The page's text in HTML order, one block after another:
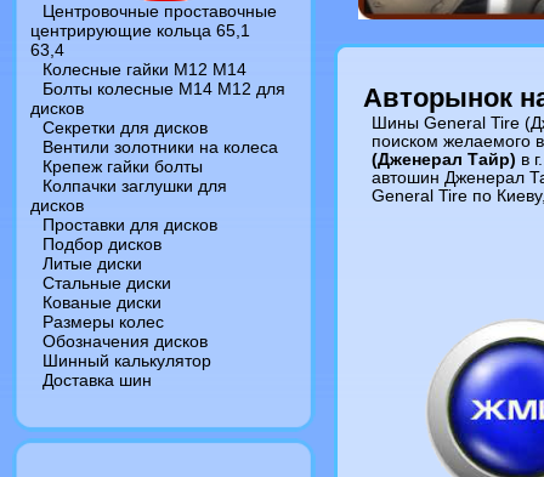
Центровочные проставочные
центрирующие кольца 65,1
63,4
Колесные гайки M12 M14
Болты колесные M14 M12 для
дисков
Секретки для дисков
Вентили золотники на колеса
Крепеж гайки болты
Колпачки заглушки для
дисков
Проставки для дисков
Подбор дисков
Литые диски
Стальные диски
Кованые диски
Размеры колес
Обозначения дисков
Шинный калькулятор
Доставка шин
Авторынок
Шины General Tire
поиском желаемого
(Дженерал Тайр) в
автошин Дженерал
General Tire по